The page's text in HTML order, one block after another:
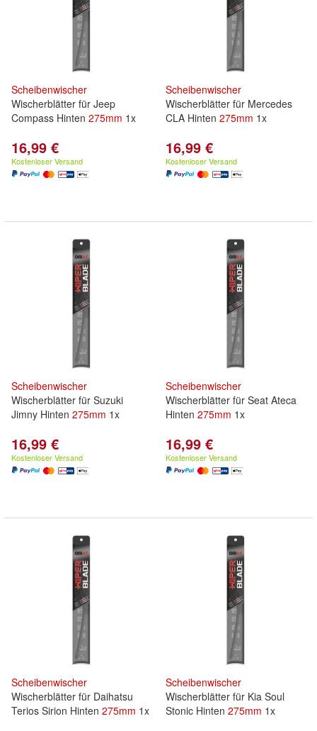
Scheibenwischer
Wischerblätter für Jeep
Compass Hinten 275mm 1x
16,99 €
Kostenloser Versand
Scheibenwischer
Wischerblätter für Mercedes
CLA Hinten 275mm 1x
16,99 €
Kostenloser Versand
Scheibenwischer
Wischerblätter für Suzuki
Jimny Hinten 275mm 1x
16,99 €
Kostenloser Versand
Scheibenwischer
Wischerblätter für Seat Ateca
Hinten 275mm 1x
16,99 €
Kostenloser Versand
Scheibenwischer
Wischerblätter für Daihatsu
Terios Sirion Hinten 275mm 1x
Scheibenwischer
Wischerblätter für Kia Soul
Stonic Hinten 275mm 1x